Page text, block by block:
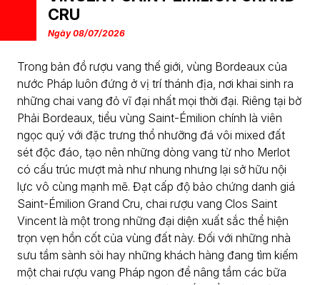
CRU
Ngày 08/07/2026
Trong bản đồ rượu vang thế giới, vùng Bordeaux của
nước Pháp luôn đứng ở vị trí thánh địa, nơi khai sinh ra
những chai vang đỏ vĩ đại nhất mọi thời đại. Riêng tại bờ
Phải Bordeaux, tiểu vùng Saint-Émilion chính là viên
ngọc quý với đặc trưng thổ nhưỡng đá vôi mixed đất
sét độc đáo, tạo nên những dòng vang từ nho Merlot
có cấu trúc mượt mà như nhung nhưng lại sở hữu nội
lực vô cùng mạnh mẽ. Đạt cấp độ bảo chứng danh giá
Saint-Émilion Grand Cru, chai rượu vang Clos Saint
Vincent là một trong những đại diện xuất sắc thể hiện
trọn vẹn hồn cốt của vùng đất này. Đối với những nhà
sưu tầm sành sỏi hay những khách hàng đang tìm kiếm
một chai rượu vang Pháp ngon để nâng tầm các bữa